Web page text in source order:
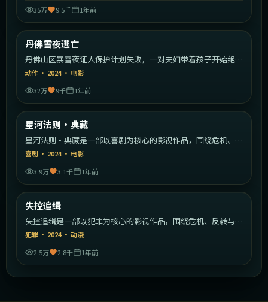
35万
9.5千 1年前
最新
丹佛雪夜逃亡
丹佛山区暴雪夜证人保护计划失败，一对夫妇带着孩子开始绝命
逃亡。
动作 · 2024· 电影
32万
9千 1年前
最新
星河法则·典藏
星河法则·典藏是一部以喜剧为核心的影视作品，围绕危机、反
转与人物成长展开，整体节奏紧凑，值得推荐观看。
喜剧 · 2024· 电影
3.9万
3.1千 1年前
最新
失控追缉
失控追缉是一部以犯罪为核心的影视作品，围绕危机、反转与人
物成长展开，整体节奏紧凑，值得推荐观看。
犯罪 · 2024· 动漫
2.5万
2.8千 1年前